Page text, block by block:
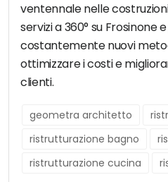
ventennale nelle
servizi a 360° su Frosinone
costantemente nuovi
ottimizzare i costi e
clienti.
geometra architetto
ristrutturazione bagno
ristrutturazione cucina